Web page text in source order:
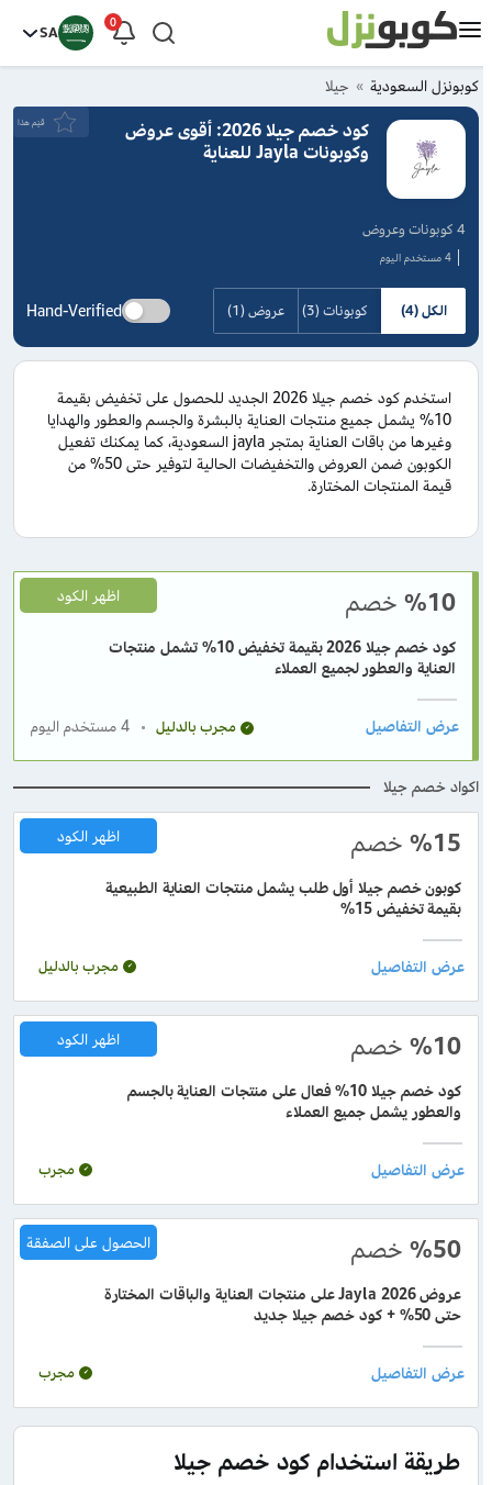
0
SA
كوبونزل السعودية جيلا
كود خصم جيلا 2026: أقوى عروض
وكوبونات Jayla للعناية
4 كوبونات وعروض
4 مستخدم اليوم
قيَم هذا
الكل (4) كوبونات (3) عروض (1) Hand-Verified
استخدم كود خصم جيلا 2026 الجديد للحصول على تخفيض بقيمة
10% يشمل جميع منتجات العناية بالبشرة والجسم والعطور والهدايا
وغيرها من باقات العناية بمتجر jayla السعودية، كما يمكنك تفعيل
الكوبون ضمن العروض والتخفيضات الحالية لتوفير حتى 50% من
قيمة المنتجات المختارة.
%10 خصم
كود خصم جيلا 2026 بقيمة تخفيض 10% تشمل منتجات
العناية والعطور لجميع العملاء
اظهر الكود
مجرب بالدليل 4مستخدم اليوم
اكواد خصم جيلا
%15 خصم
كوبون خصم جيلا أول طلب يشمل منتجات العناية الطبيعية
بقيمة تخفيض 15%
اظهر الكود
مجرب بالدليل
%10 خصم
كود خصم جيلا 10% فعال على منتجات العناية بالجسم
والعطور يشمل جميع العملاء
اظهر الكود
مجرب
%50 خصم
عروض Jayla 2026 على منتجات العناية والباقات المختارة
حتى 50% + كود خصم جيلا جديد
الحصول على الصفقة
مجرب
طريقة استخدام كود خصم جيلا